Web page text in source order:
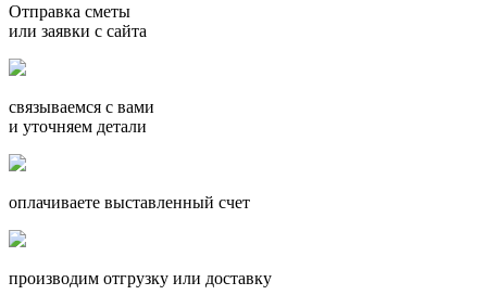
Отправка сметы
или заявки с сайта
связываемся с вами
и уточняем детали
оплачиваете выставленный счет
производим отгрузку или доставку